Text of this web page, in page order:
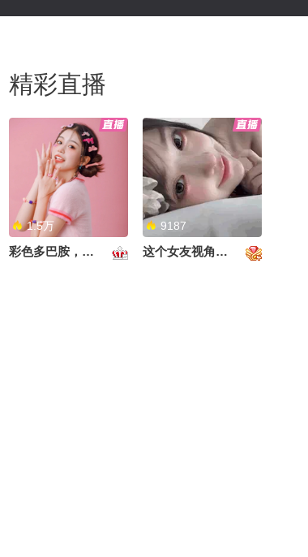
精彩直播
1.5万
彩色多巴胺，甜到心里啦！
9187
这个女友视角好治愈~